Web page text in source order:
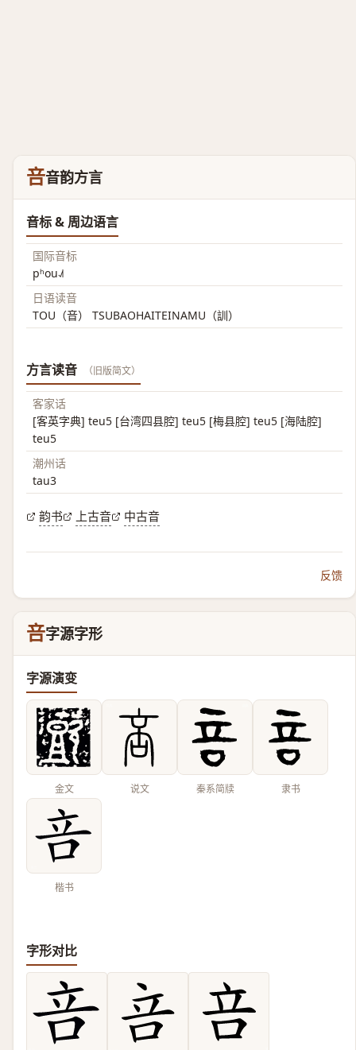
咅音韵方言
音标 & 周边语言
国际音标
pʰou˨˩˦
日语读音
TOU（音） TSUBAOHAITEINAMU（訓）
方言读音 （旧版简文）
客家话
[客英字典] teu5 [台湾四县腔] teu5 [梅县腔] teu5 [海陆腔]
teu5
潮州话
tau3
韵书 上古音 中古音
反馈
咅字源字形
字源演变
金文 说文 秦系简牍 隶书
楷书
字形对比